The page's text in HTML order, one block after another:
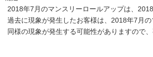
2018年7月のマンスリーロールアップは、
過去に現象が発生したお客様は、2018年7月の
同様の現象が発生する可能性がありますので、